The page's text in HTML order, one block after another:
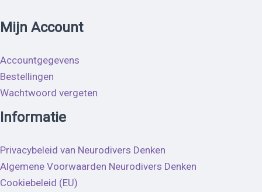
Mijn Account
Accountgegevens
Bestellingen
Wachtwoord vergeten
Informatie
Privacybeleid van Neurodivers Denken
Algemene Voorwaarden Neurodivers Denken
Cookiebeleid (EU)